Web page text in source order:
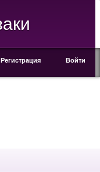
Регистрация Войти